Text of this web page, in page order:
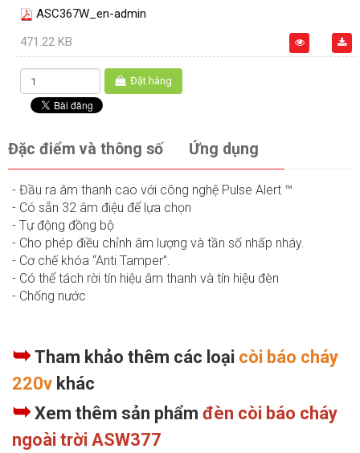
ASC367W_en-admin
471.22 KB
Đặt hàng
Đặc điểm và thông số Ứng dụng
- Đầu ra âm thanh cao với công nghệ Pulse Alert ™
- Có sẵn 32 âm điệu để lựa chọn
- Tự động đồng bộ
- Cho phép điều chỉnh âm lượng và tần số nhấp nháy.
- Cơ chế khóa “Anti Tamper”.
- Có thể tách rời tín hiệu âm thanh và tín hiệu đèn
- Chống nước
➥Tham khảo thêm các loại còi báo cháy
220v khác
➥Xem thêm sản phẩm đèn còi báo cháy
ngoài trời ASW377